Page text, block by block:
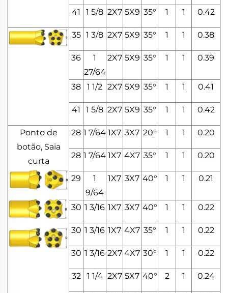
41 1 5/8 2X7 5X9 35° 1 1 0.42
35 1 3/8 2X7 5X9 35° 1 1 0.38
36
1
27/64
2X7 5X9 35° 1 1 0.39
38 1 1/2 2X7 5X9 35° 1 1 0.41
41 1 5/8 2X7 5X9 35° 1 1 0.42
Ponto de
botão, Saia
curta
28 1 7/64 1X7 3X7 20° 1 1 0.20
28 1 7/64 1X7 4X7 35° 1 1 0.20
29
1
9/64
1X7 3X7 40° 1 1 0.21
30 1 3/16 1X7 3X7 40° 1 1 0.22
30 1 3/16 1X7 4X7 35° 1 1 0.22
30 1 3/16 2X7 4X7 30° 1 1 0.22
32 1 1/4 2X7 5X7 40° 2 1 0.24